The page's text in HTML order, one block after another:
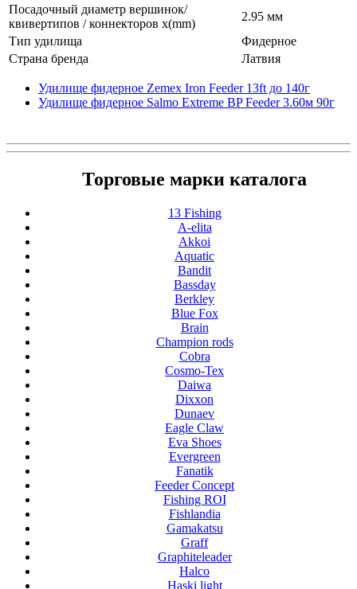
Посадочный диаметр вершинок/
квивертипов / коннекторов x(mm)
2.95 мм
Тип удилища
Фидерное
Страна бренда
Латвия
Удилище фидерное Zemex Iron Feeder 13ft до 140г
Удилище фидерное Salmo Extreme BP Feeder 3.60м 90г
Торговые марки каталога
13 Fishing
A-elita
Akkoi
Aquatic
Bandit
Bassday
Berkley
Blue Fox
Brain
Champion rods
Cobra
Cosmo-Tex
Daiwa
Dixxon
Dunaev
Eagle Claw
Eva Shoes
Evergreen
Fanatik
Feeder Concept
Fishing ROI
Fishlandia
Gamakatsu
Graff
Graphiteleader
Halco
Haski light